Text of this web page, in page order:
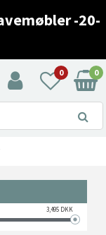
-20-
0 0
3,495DKK